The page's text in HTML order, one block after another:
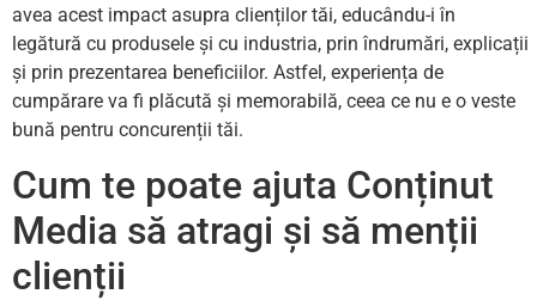
avea acest impact asupra clienților tăi, educându-i în
legătură cu produsele și cu industria, prin îndrumări, explicații
și prin prezentarea beneficiilor. Astfel, experiența de
cumpărare va fi plăcută și memorabilă, ceea ce nu e o veste
bună pentru concurenții tăi.
Cum te poate ajuta Conținut
Media să atragi și să menții
clienții